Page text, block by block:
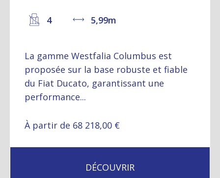
4 5,99m
La gamme Westfalia Columbus est
proposée sur la base robuste et fiable
du Fiat Ducato, garantissant une
performance...
À partir de 68 218,00 €
DÉCOUVRIR